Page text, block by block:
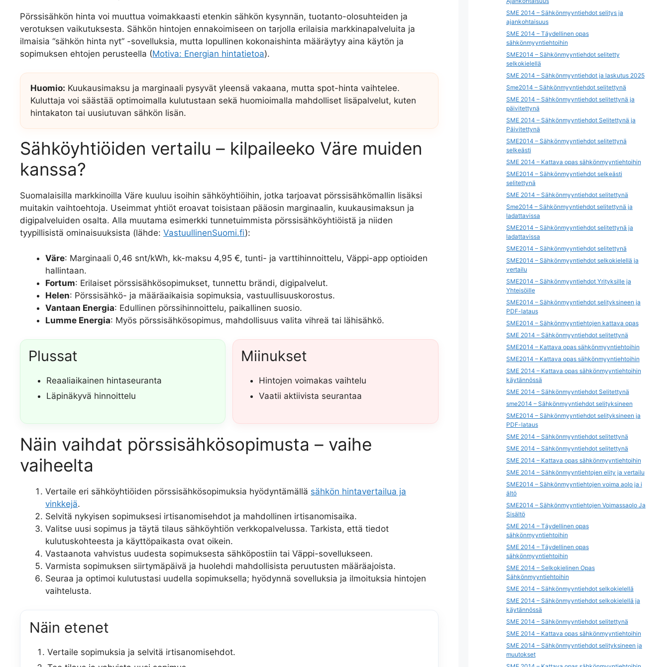
Pörssisähkön hinta voi muuttua voimakkaasti etenkin sähkön kysynnän, tuotanto-olosuhteiden ja
verotuksen vaikutuksesta. Sähkön hintojen ennakoimiseen on tarjolla erilaisia markkinapalveluita ja
ilmaisia “sähkön hinta nyt” -sovelluksia, mutta lopullinen kokonaishinta määräytyy aina käytön ja
sopimuksen ehtojen perusteella (Motiva: Energian hintatietoa).
Huomio: Kuukausimaksu ja marginaali pysyvät yleensä vakaana, mutta spot-hinta vaihtelee.
Kuluttaja voi säästää optimoimalla kulutustaan sekä huomioimalla mahdolliset lisäpalvelut, kuten
hintakaton tai uusiutuvan sähkön lisän.
Sähköyhtiöiden vertailu – kilpaileeko Väre muiden
kanssa?
Suomalaisilla markkinoilla Väre kuuluu isoihin sähköyhtiöihin, jotka tarjoavat pörssisähkömallin lisäksi
muitakin vaihtoehtoja. Useimmat yhtiöt eroavat toisistaan pääosin marginaalin, kuukausimaksun ja
digipalveluiden osalta. Alla muutama esimerkki tunnetuimmista pörssisähköyhtiöistä ja niiden
tyypillisistä ominaisuuksista (lähde: VastuullinenSuomi.fi):
Väre: Marginaali 0,46 snt/kWh, kk-maksu 4,95 €, tunti- ja varttihinnoittelu, Väppi-app optioiden
hallintaan.
Fortum: Erilaiset pörssisähkösopimukset, tunnettu brändi, digipalvelut.
Helen: Pörssisähkö- ja määräaikaisia sopimuksia, vastuullisuuskorostus.
Vantaan Energia: Edullinen pörssihinnoittelu, paikallinen suosio.
Lumme Energia: Myös pörssisähkösopimus, mahdollisuus valita vihreä tai lähisähkö.
Plussat
Reaaliaikainen hintaseuranta
Läpinäkyvä hinnoittelu
Miinukset
Hintojen voimakas vaihtelu
Vaatii aktiivista seurantaa
Näin vaihdat pörssisähkösopimusta – vaihe
vaiheelta
Vertaile eri sähköyhtiöiden pörssisähkösopimuksia hyödyntämällä sähkön hintavertailua ja
vinkkejä.
Selvitä nykyisen sopimuksesi irtisanomisehdot ja mahdollinen irtisanomisaika.
Valitse uusi sopimus ja täytä tilaus sähköyhtiön verkkopalvelussa. Tarkista, että tiedot
kulutuskohteesta ja käyttöpaikasta ovat oikein.
Vastaanota vahvistus uudesta sopimuksesta sähköpostiin tai Väppi-sovellukseen.
Varmista sopimuksen siirtymäpäivä ja huolehdi mahdollisista peruutusten määräajoista.
Seuraa ja optimoi kulutustasi uudella sopimuksella; hyödynnä sovelluksia ja ilmoituksia hintojen
vaihtelusta.
Näin etenet
Vertaile sopimuksia ja selvitä irtisanomisehdot.
SME 2014 – Sähkönmyyntiehdot selitys ja
ajankohtaisuus
SME 2014 – Täydellinen opas
sähkönmyyntiehtoihin
SME2014 – Sähkönmyyntiehdot selitetty
selkokielellä
SME 2014 – Sähkönmyyntiehdot ja laskutus 2025
Sme2014 – Sähkönmyyntiehdot selitettynä
SME 2014 – Sähkönmyyntiehdot selitettynä ja
päivitettynä
SME 2014 – Sähkönmyyntiehdot Selitettynä ja
Päivitettynä
SME2014 – Sähkönmyyntiehdot selitettynä
selkeästi
SME 2014 – Kattava opas sähkönmyyntiehtoihin
SME2014 – Sähkönmyyntiehdot selkeästi
selitettynä
SME 2014 – Sähkönmyyntiehdot selitettynä
Sme2014 – Sähkönmyyntiehdot selitettynä ja
ladattavissa
SME2014 – Sähkönmyyntiehdot selitettynä ja
ladattavissa
SME2014 – Sähkönmyyntiehdot selitettynä
SME2014 – Sähkönmyyntiehdot selkokielellä ja
vertailu
SME2014 – Sähkönmyyntiehdot Yrityksille ja
Yhteisöille
SME2014 – Sähkönmyyntiehdot selityksineen ja
PDF-lataus
SME2014 – Sähkönmyyntiehtojen kattava opas
SME 2014 – Sähkönmyyntiehdot selitettynä
SME2014 – Kattava opas sähkönmyyntiehtoihin
SME2014 – Kattava opas sähkönmyyntiehtoihin
SME 2014 – Kattava opas sähkönmyyntiehtoihin
käytännössä
SME 2014 – Sähkönmyyntiehdot Selitettynä
sme2014 – Sähkönmyyntiehdot selityksineen
SME2014 – Sähkönmyyntiehdot selityksineen ja
PDF-lataus
SME 2014 – Sähkönmyyntiehdot selitettynä
SME 2014 – Sähkönmyyntiehdot selitettynä
SME 2014 – Kattava opas sähkönmyyntiehtoihin
SME 2014 – Sähkönmyyntiehtojen elity ja vertailu
SME2014 – Sähkönmyyntiehtojen voima aolo ja i
ältö
SME2014 – Sähkönmyyntiehtojen Voimassaolo Ja
Sisältö
SME 2014 – Täydellinen opas
sähkönmyyntiehtoihin
SME 2014 – Täydellinen opas
sähkönmyyntiehtoihin
SME 2014 – Selkokielinen Opas
Sähkönmyyntiehtoihin
SME 2014 – Sähkönmyyntiehdot selkokielellä
SME 2014 – Sähkönmyyntiehdot selkokielellä ja
käytännössä
SME 2014 – Sähkönmyyntiehdot selitettynä
SME 2014 – Kattava opas sähkönmyyntiehtoihin
SME 2014 – Sähkönmyyntiehdot selityksineen ja
muutokset